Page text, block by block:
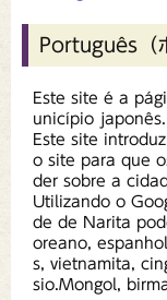
Português（
Este site é a
unicípio japonês.
Este site
o site para que
der sobre a
Utilizando o
de de Narita
oreano,
s, vietnamita,
sio.Mongol,